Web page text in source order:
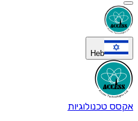
Heb
אקסס טכנולוגיות